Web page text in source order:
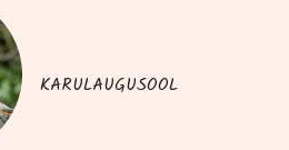
KARULAUGUSOOL